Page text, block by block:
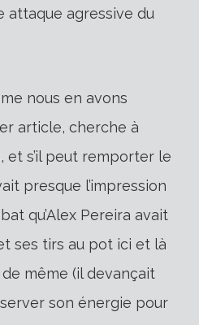
attaque agressive du
nous en avons
article, cherche à
et s’il peut remporter le
presque l’impression
qu’Alex Pereira avait
ses tirs au pot ici et là
même (il devançait
son énergie pour